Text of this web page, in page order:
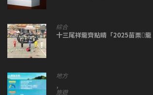
綜合
十三尾祥龍齊點睛「2025苗栗𪹚
地方
,
旅遊